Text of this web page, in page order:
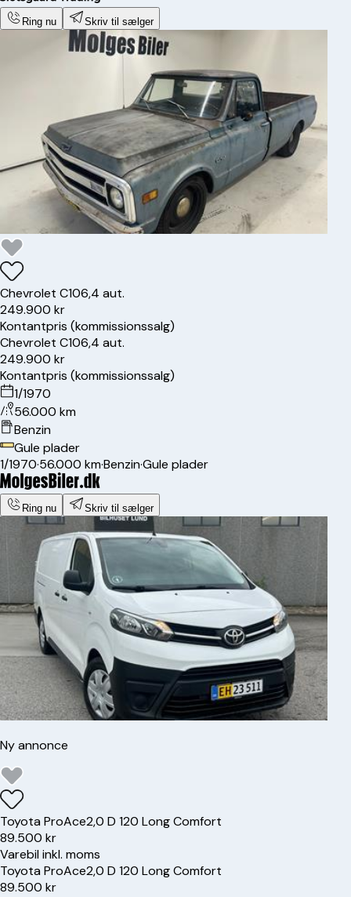
Ring nu Skriv til sælger
Chevrolet C106,4 aut.
249.900 kr
Kontantpris (kommissionssalg)
Chevrolet C106,4 aut.
249.900 kr
Kontantpris (kommissionssalg)
1/1970
56.000 km
Benzin
Gule plader
1/1970·56.000 km·Benzin·Gule plader
Ring nu Skriv til sælger
Ny annonce
ToyotaProAce2,0 D 120 Long Comfort
89.500 kr
Varebil inkl. moms
ToyotaProAce2,0 D 120 Long Comfort
89.500 kr